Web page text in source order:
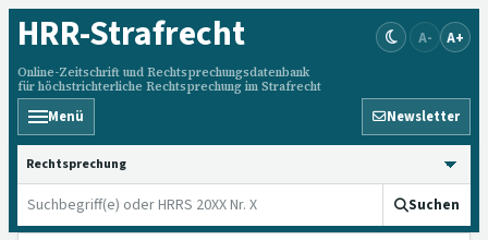
HRR-Strafrecht
Online-Zeitschrift und Rechtsprechungsdatenbank
für höchstrichterliche Rechtsprechung im Strafrecht
A- A+
Menü Newsletter
HRRS durchsuchen
Suchen